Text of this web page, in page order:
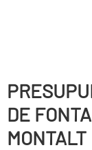
DE
MONTALT